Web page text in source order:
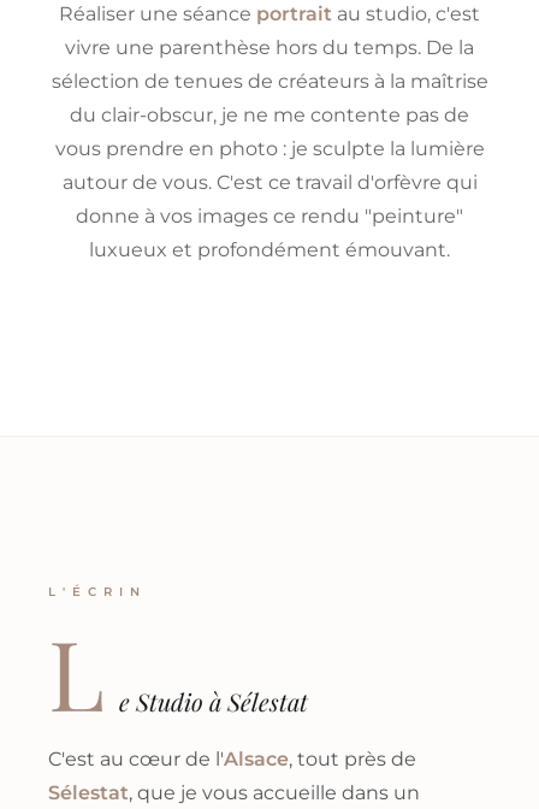
Réaliser une séance portrait au studio, c'est
vivre une parenthèse hors du temps. De la
sélection de tenues de créateurs à la maîtrise
du clair-obscur, je ne me contente pas de
vous prendre en photo : je sculpte la lumière
autour de vous. C'est ce travail d'orfèvre qui
donne à vos images ce rendu "peinture"
luxueux et profondément émouvant.
L'ÉCRIN
L e Studio à Sélestat
C'est au cœur de l'Alsace, tout près de
Sélestat, que je vous accueille dans un